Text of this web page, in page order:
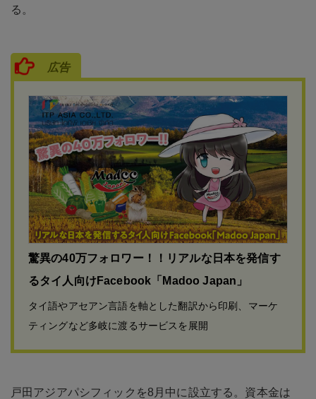
る。
広告
驚異の40万フォロワー！！リアルな日本を発信す
るタイ人向けFacebook「Madoo Japan」
タイ語やアセアン言語を軸とした翻訳から印刷、マーケ
ティングなど多岐に渡るサービスを展開
戸田アジアパシフィックを8月中に設立する。資本金は